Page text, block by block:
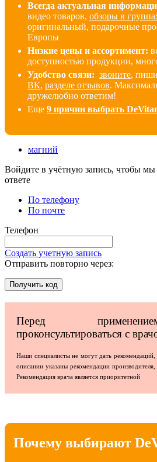
Всегда актуальная
видео товаров, обзоры в
оригинальный, подарочные
Европы
Низкие цены и ассортимент:
доступностью продукции,
Удобство связи: звоните,
ВК, разделе отзывов.
дружелюбно ответим!
Еще 9 причин выбрать
магний
Войдите в учётную запись, чтобы
ответе
По телефону
По почте
Телефон
Создать учетную запись
Отправить повторно через:
Получить код
Перед
проконсультироваться с
Наши специалисты не могут дать
описании указаны рекомендации
Рекомендация врача является приоритетной
Почему выбирают